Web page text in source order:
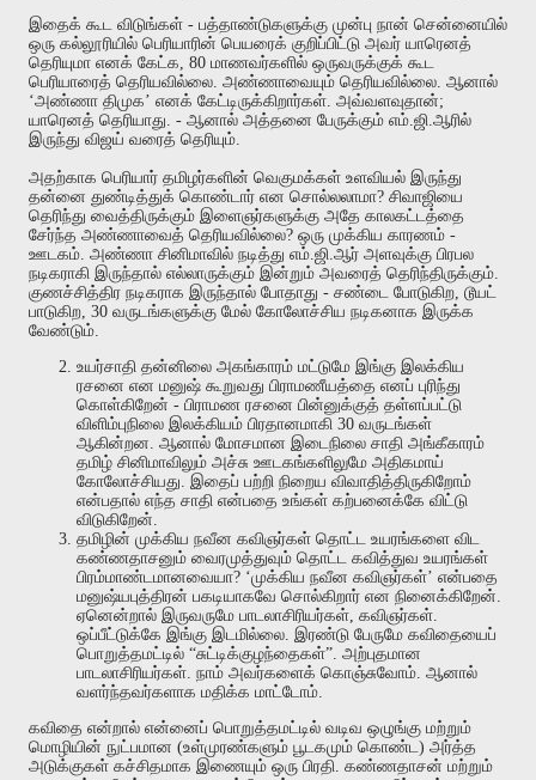
இதைக் கூட விடுங்கள் - பத்தாண்டுகளுக்கு முன்பு நான் சென்னையில்
ஒரு கல்லூரியில் பெரியாரின் பெயரைக் குறிப்பிட்டு அவர் யாரெனத்
தெரியுமா எனக் கேட்க , 80 மாணவர்களில் ஒருவருக்குக் கூட
பெரியாரைத் தெரியவில்லை அண்ணாவையும் தெரியவில்லை ஆனால்
‘அண்ணா திமுக’ எனக் கேட்டிருக்கிறார்கள் அவ்வளவுதான்;
யாரெனத் தெரியாது . - ஆனால் அத்தனை பேருக்கும் எம் ஜி ஆரில்
இருந்து விஜய் வரைத் தெரியும்
அதற்காக பெரியார் தமிழர்களின் வெகுமக்கள் உளவியல் இருந்து
தன்னை துண்டித்துக் கொண்டார் என சொல்லலாமா? சிவாஜியை
தெரிந்து வைத்திருக்கும் இளைஞர்களுக்கு அதே காலகட்டத்தை
சேர்ந்த அண்ணாவைத் தெரியவில்லை? ஒரு முக்கிய காரணம் -
ஊடகம் அண்ணா சினிமாவில் நடித்து எம் ஜி ஆர் அளவுக்கு பிரபல
நடிகராகி இருந்தால் எல்லாருக்கும் இன்றும் அவரைத் தெரிந்திருக்கும்
குணச்சித்திர நடிகராக இருந்தால் போதாது - சண்டை போடுகிற டூயட்
பாடுகிற , 30 வருடங்களுக்கு மேல் கோலோச்சிய நடிகனாக இருக்க
வேண்டும்
உயர்சாதி தன்னிலை அகங்காரம் மட்டுமே இங்கு இலக்கிய
ரசனை என மனுஷ் கூறுவது பிராமணீயத்தை எனப் புரிந்து
கொள்கிறேன் - பிராமண ரசனை பின்னுக்குத் தள்ளப்பட்டு
விளிம்புநிலை இலக்கியம் பிரதானமாகி 30 வருடங்கள்
ஆகின்றன ஆனால் மோசமான இடைநிலை சாதி அங்கீகாரம்
தமிழ் சினிமாவிலும் அச்சு ஊடகங்களிலுமே அதிகமாய்
கோலோச்சியது இதைப் பற்றி நிறைய விவாதித்திருகிறோம்
என்பதால் எந்த சாதி என்பதை உங்கள் கற்பனைக்கே விட்டு
விடுகிறேன்
தமிழின் முக்கிய நவீன கவிஞர்கள் தொட்ட உயரங்களை விட
கண்ணதாசனும் வைரமுத்துவும் தொட்ட கவித்துவ உயரங்கள்
பிரம்மாண்டமானவையா? ‘முக்கிய நவீன கவிஞர்கள்’ என்பதை
மனுஷ்யபுத்திரன் பகடியாகவே சொல்கிறார் என நினைக்கிறேன்
ஏனென்றால் இருவருமே பாடலாசிரியர்கள் கவிஞர்கள்
ஒப்பீட்டுக்கே இங்கு இடமில்லை இரண்டு பேருமே கவிதையைப்
பொறுத்தமட்டில் “சுட்டிக்குழந்தைகள்”. அற்புதமான
பாடலாசிரியர்கள் நாம் அவர்களைக் கொஞ்சுவோம் ஆனால்
வளர்ந்தவர்களாக மதிக்க மாட்டோம்
கவிதை என்றால் என்னைப் பொறுத்தமட்டில் வடிவ ஒழுங்கு மற்றும்
மொழியின் நுட்பமான (உள்முரண்களும் பூடகமும் கொண்ட ) அர்த்த
அடுக்குகள் கச்சிதமாக இணையும் ஒரு பிரதி கண்ணதாசன் மற்றும்